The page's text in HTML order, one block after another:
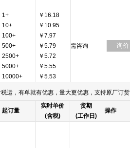
1+
10+
100+
500+
2500+
5000+
10000+
￥16.18
￥10.95
￥7.97
￥5.79
￥5.72
￥5.55
￥5.53
需咨询 询价
运，有单就有优惠，量大更优惠，支持原厂订货
起订量
实时单价
(含税)
货期
(工作日)
操作